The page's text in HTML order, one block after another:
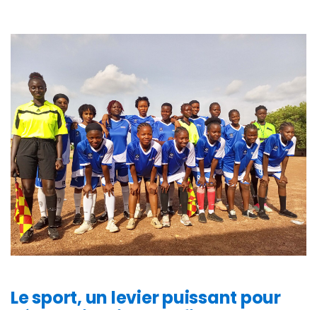
Le sport, un levier puissant pour